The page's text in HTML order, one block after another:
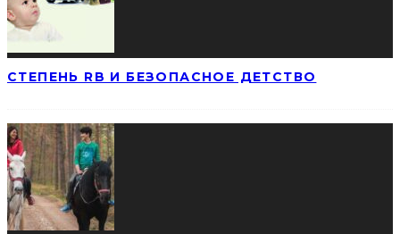
СТЕПЕНЬ RB И БЕЗОПАСНОЕ ДЕТСТВО